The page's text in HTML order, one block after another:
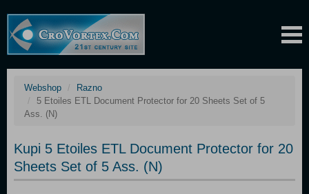
Webshop
Razno
5 Etoiles ETL Document Protector for 20 Sheets Set of 5
Ass. (N)
Kupi 5 Etoiles ETL Document Protector for 20
Sheets Set of 5 Ass. (N)